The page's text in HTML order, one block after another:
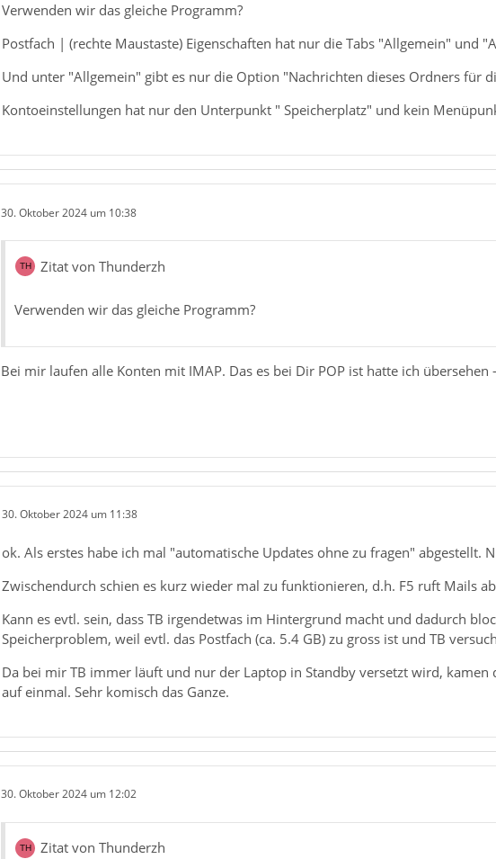
Verwenden wir das gleiche Programm?
Postfach | (rechte Maustaste) Eigenschaften hat nur die Tabs "Allgemein" und
Und unter "Allgemein" gibt es nur die Option "Nachrichten dieses Ordners für
Kontoeinstellungen hat nur den Unterpunkt " Speicherplatz" und kein
30. Oktober 2024 um 10:38
Zitat von Thunderzh
Verwenden wir das gleiche Programm?
Bei mir laufen alle Konten mit IMAP. Das es bei Dir POP ist hatte ich übersehen
30. Oktober 2024 um 11:38
ok. Als erstes habe ich mal "automatische Updates ohne zu fragen" abgestellt.
Zwischendurch schien es kurz wieder mal zu funktionieren, d.h. F5 ruft Mails
Kann es evtl. sein, dass TB irgendetwas im Hintergrund macht und dadurch
Speicherproblem, weil evtl. das Postfach (ca. 5.4 GB) zu gross ist und TB
Da bei mir TB immer läuft und nur der Laptop in Standby versetzt wird,
auf einmal. Sehr komisch das Ganze.
30. Oktober 2024 um 12:02
Zitat von Thunderzh